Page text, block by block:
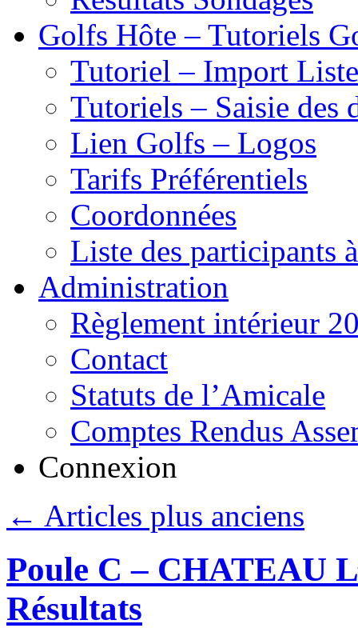
Golfs Hôte – Tutoriels
Tutoriel – Import
Tutoriels – Saisie des
Lien Golfs – Logos
Tarifs Préférentiels
Coordonnées
Liste des participants
Administration
Règlement intérieur
Contact
Statuts de l’Amicale
Comptes Rendus
Connexion
← Articles plus anciens
Poule C – CHATEAU
Résultats